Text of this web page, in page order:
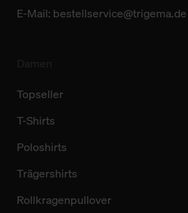
E-Mail: bestellservice@trigema.de
Topseller
T-Shirts
Poloshirts
Trägershirts
Rollkragenpullover